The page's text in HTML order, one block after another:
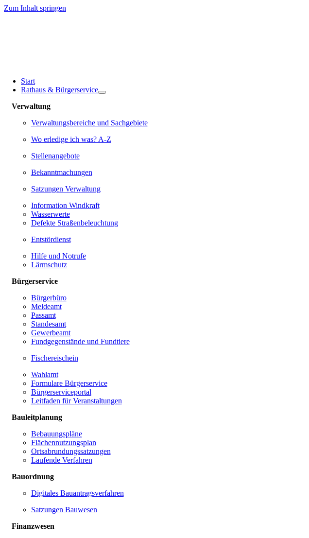
Zum Inhalt springen
Start
Rathaus & Bürgerservice
Verwaltung
Verwaltungsbereiche und Sachgebiete
Wo erledige ich was? A-Z
Stellenangebote
Bekanntmachungen
Satzungen Verwaltung
Information Windkraft
Wasserwerte
Defekte Straßenbeleuchtung
Entstördienst
Hilfe und Notrufe
Lärmschutz
Bürgerservice
Bürgerbüro
Meldeamt
Passamt
Standesamt
Gewerbeamt
Fundgegenstände und Fundtiere
Fischereischein
Wahlamt
Formulare Bürgerservice
Bürgerserviceportal
Leitfaden für Veranstaltungen
Bauleitplanung
Bebauungspläne
Flächennutzungsplan
Ortsabrundungssatzungen
Laufende Verfahren
Bauordnung
Digitales Bauantragsverfahren
Satzungen Bauwesen
Finanzwesen